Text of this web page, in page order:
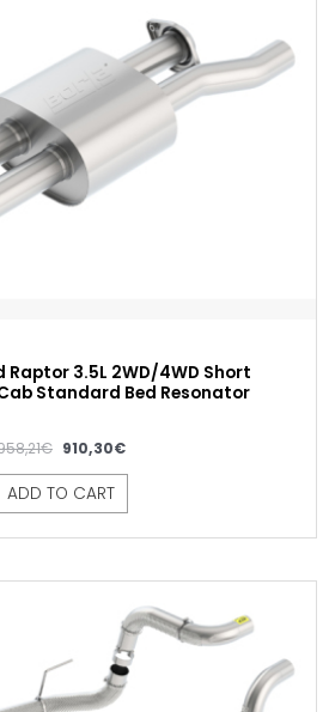
Raptor 3.5L 2WD/4WD Short
Standard Bed Resonator
€ 910,30€
ADD TO CART